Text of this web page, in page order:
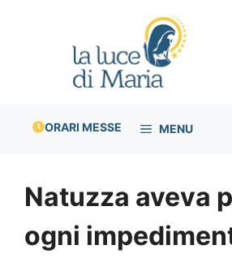
ORARI MESSE MENU
Natuzza aveva
ogni